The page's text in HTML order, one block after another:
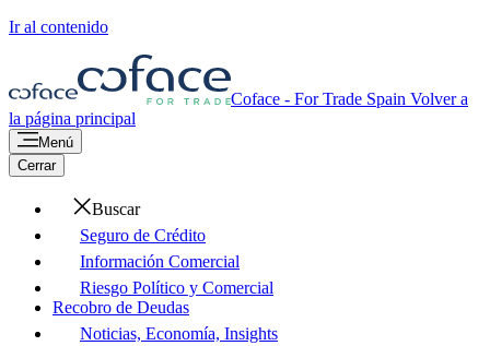
Ir al contenido
Coface - For Trade Spain Volver a
la página principal
Menú
Cerrar
Buscar
Seguro de Crédito
Información Comercial
Riesgo Político y Comercial
Recobro de Deudas
Noticias, Economía, Insights